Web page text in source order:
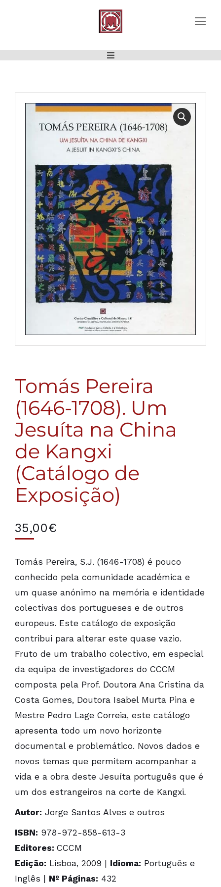
Tomás Pereira
(1646-1708). Um
Jesuíta na China
de Kangxi
(Catálogo de
Exposição)
35,00€
Tomás Pereira, S.J. (1646-1708) é pouco
conhecido pela comunidade académica e
um quase anónimo na memória e identidade
colectivas dos portugueses e de outros
europeus. Este catálogo de exposição
contribui para alterar este quase vazio.
Fruto de um trabalho colectivo, em especial
da equipa de investigadores do CCCM
composta pela Prof. Doutora Ana Cristina da
Costa Gomes, Doutora Isabel Murta Pina e
Mestre Pedro Lage Correia, este catálogo
apresenta todo um novo horizonte
documental e problemático. Novos dados e
novos temas que permitem acompanhar a
vida e a obra deste Jesuíta português que é
um dos estrangeiros na corte de Kangxi.
Autor: Jorge Santos Alves e outros
ISBN: 978-972-858-613-3
Editores: CCCM
Edição: Lisboa, 2009 | Idioma: Português e
Inglês | Nº Páginas: 432